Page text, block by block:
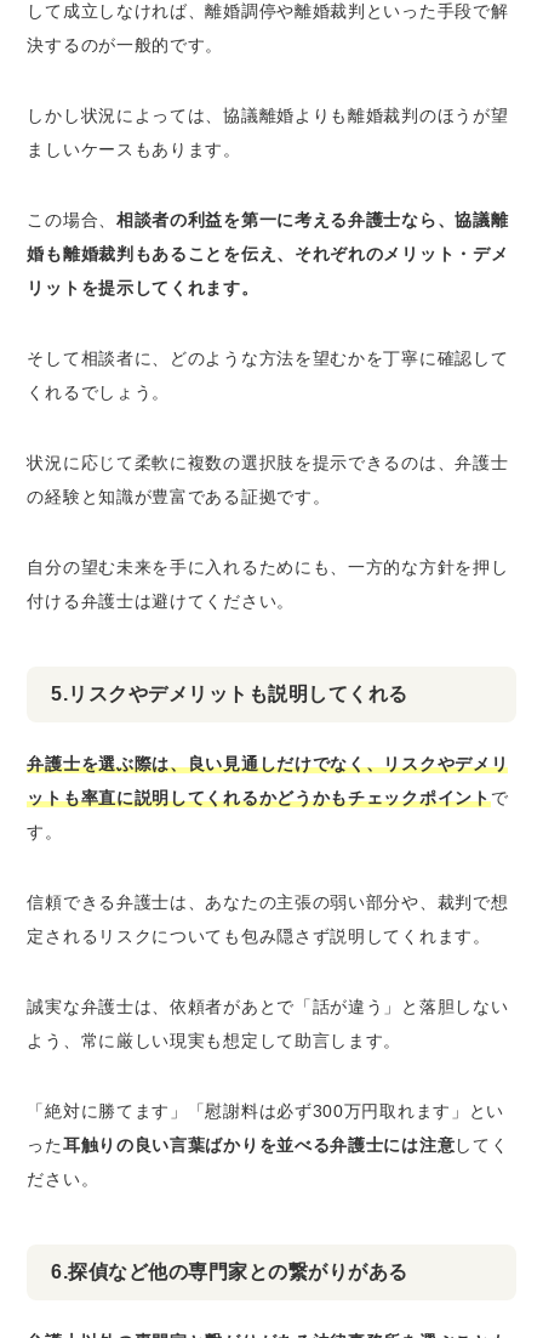
して成立しなければ、離婚調停や離婚裁判といった手段で解
決するのが一般的です。
しかし状況によっては、協議離婚よりも離婚裁判のほうが望
ましいケースもあります。
この場合、 相談者の利益を第一に考える弁護士なら、協議離
婚も離婚裁判もあることを伝え、それぞれのメリット・デメ
リットを提示してくれます。
そして相談者に、どのような方法を望むかを丁寧に確認して
くれるでしょう。
状況に応じて柔軟に複数の選択肢を提示できるのは、弁護士
の経験と知識が豊富である証拠です。
自分の望む未来を手に入れるためにも、一方的な方針を押し
付ける弁護士は避けてください。
5.リスクやデメリットも説明してくれる
弁護士を選ぶ際は、良い見通しだけでなく、リスクやデメリ
ットも率直に説明してくれるかどうかもチェックポイントで
す。
信頼できる弁護士は、あなたの主張の弱い部分や、裁判で想
定されるリスクについても包み隠さず説明してくれます。
誠実な弁護士は、依頼者があとで「話が違う」と落胆しない
よう、常に厳しい現実も想定して助言します。
「絶対に勝てます」「慰謝料は必ず300万円取れます」とい
った耳触りの良い言葉ばかりを並べる弁護士には注意してく
ださい。
6.探偵など他の専門家との繋がりがある